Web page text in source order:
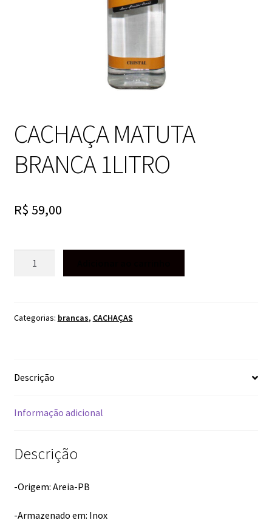
CACHAÇA MATUTA
BRANCA 1LITRO
R$ 59,00
quantidade
Categorias: brancas, CACHAÇAS
Descrição
Informação adicional
Descrição
-Origem: Areia-PB
-Armazenado em: Inox